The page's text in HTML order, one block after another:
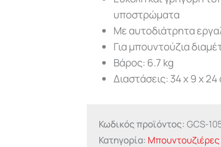
υποστρώματα
Με αυτoδιάτρητα
Για μπουντούζια
Βάρος: 6.7 kg
Διαστάσεις: 34 x 9 x 24
Κωδικός προϊόντος: GCS-
Κατηγορία: Μπουντουζιέρες